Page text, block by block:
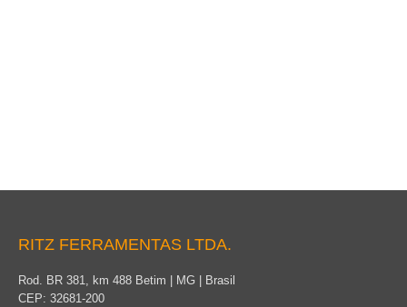
RITZ FERRAMENTAS LTDA.
Rod. BR 381, km 488 Betim | MG | Brasil
CEP: 32681-200